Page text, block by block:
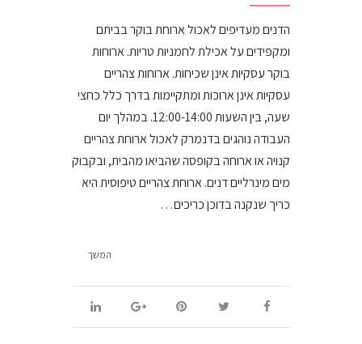
הדנים מעדיפים לאכול ארוחת בוקר בביתם
ומקפידים על אכילת לחמניות טריות. ארוחות
בוקר עסקיות אינן שכיחות. ארוחות צהריים
עסקיות אינן ארוכות ומתקיימות בדרך כלל כחצי
שעה, בין השעות 12:00­-14:00. במהלך יום
העבודה נוהגים בדנמרק לאכול ארוחת צהריים
קנויה או ארוחה בקופסה שהביאו מהבית, ובקבוק
מים מינרליים דנים. ארוחת צהריים טיפוסית היא
כריך שנקנה בדוכן כריכים…
המשך